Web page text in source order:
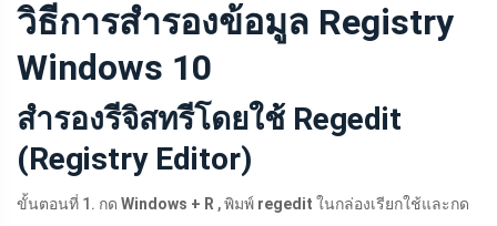
วิธีการสำรองข้อมูล Registry
Windows 10
สำรองรีจิสทรีโดยใช้ Regedit
(Registry Editor)
ขั้นตอนที่ 1. กด Windows + R , พิมพ์ regedit ในกล่องเรียกใช้และกด